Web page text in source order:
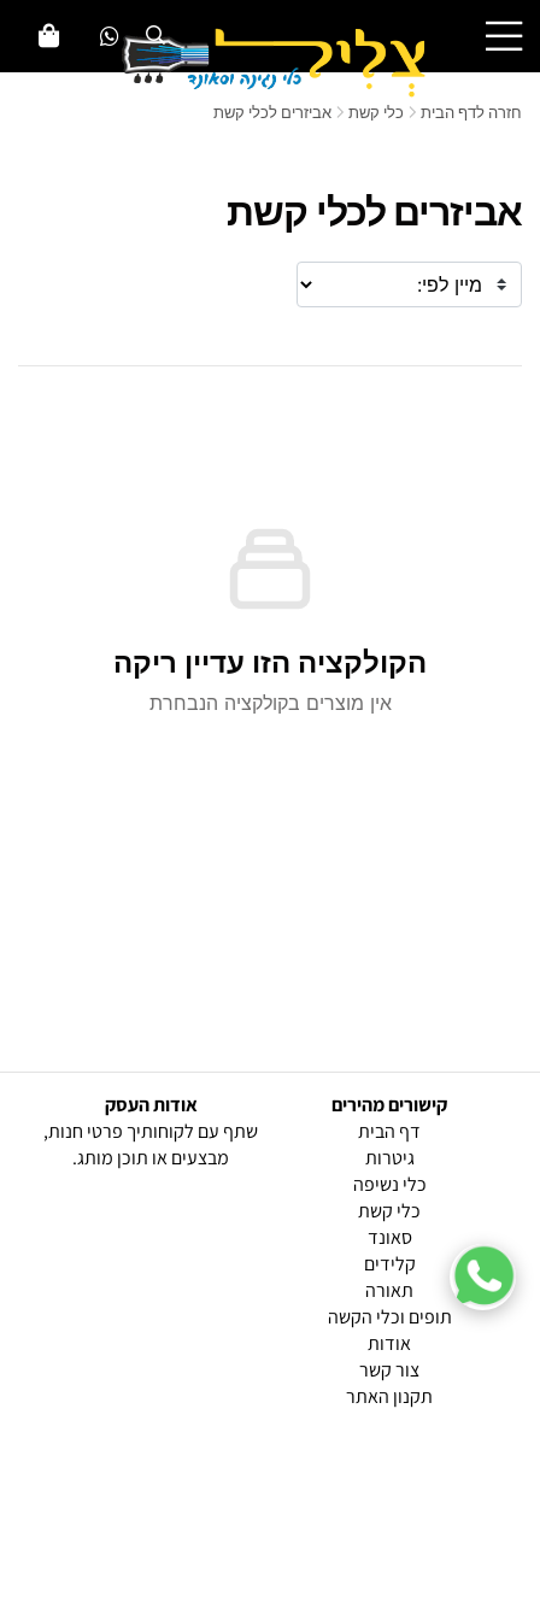
חזרה לדף הבית כלי קשת אביזרים לכלי קשת
אביזרים לכלי קשת
הקולקציה הזו עדיין ריקה
אין מוצרים בקולקציה הנבחרת
קישורים מהירים
דף הבית
גיטרות
כלי נשיפה
כלי קשת
סאונד
קלידים
תאורה
תופים וכלי הקשה
אודות
צור קשר
(current)
תקנון האתר
אודות העסק
שתף עם לקוחותיך פרטי חנות,
מבצעים או תוכן מותג.